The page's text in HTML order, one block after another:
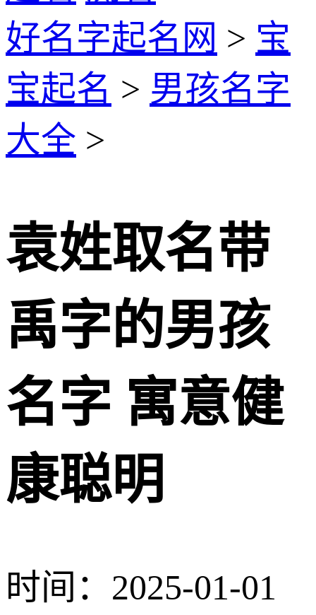
好名字起名网 > 宝
宝起名 > 男孩名字
大全 >
袁姓取名带
禹字的男孩
名字 寓意健
康聪明
时间：2025-01-01